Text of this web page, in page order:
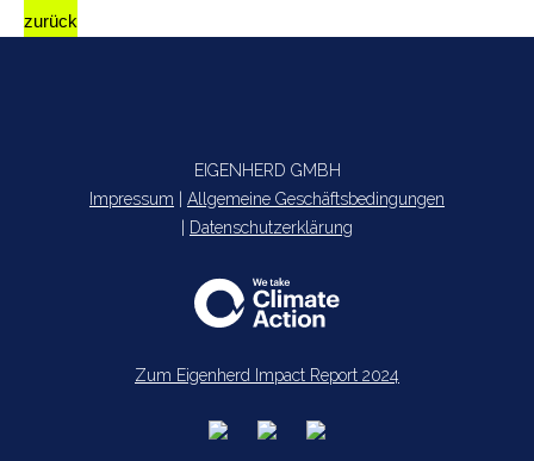
zurück
EIGENHERD GMBH
Impressum
Allgemeine Geschäftsbedingungen
Datenschutzerklärung
Zum Eigenherd Impact Report 2024